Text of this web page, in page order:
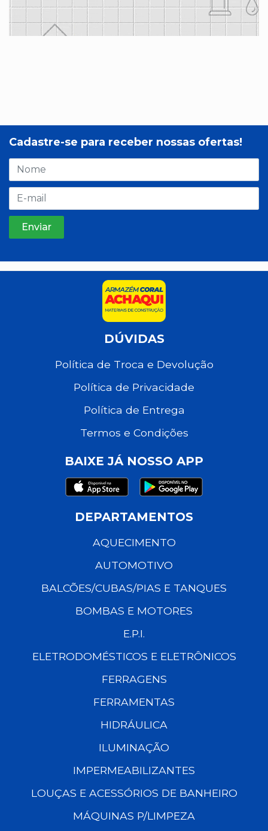
Cadastre-se para receber nossas ofertas!
DÚVIDAS
Política de Troca e Devolução
Política de Privacidade
Política de Entrega
Termos e Condições
BAIXE JÁ NOSSO APP
DEPARTAMENTOS
AQUECIMENTO
AUTOMOTIVO
BALCÕES/CUBAS/PIAS E TANQUES
BOMBAS E MOTORES
E.P.I.
ELETRODOMÉSTICOS E ELETRÔNICOS
FERRAGENS
FERRAMENTAS
HIDRÁULICA
ILUMINAÇÃO
IMPERMEABILIZANTES
LOUÇAS E ACESSÓRIOS DE BANHEIRO
MÁQUINAS P/LIMPEZA